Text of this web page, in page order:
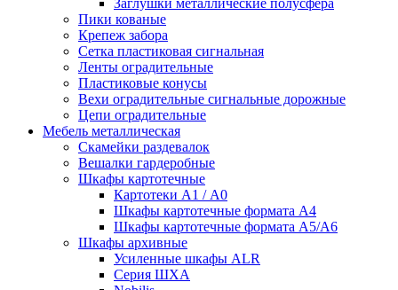
Заглушки металлические полусфера
Пики кованые
Крепеж забора
Сетка пластиковая сигнальная
Ленты оградительные
Пластиковые конусы
Вехи оградительные сигнальные дорожные
Цепи оградительные
Мебель металлическая
Скамейки раздевалок
Вешалки гардеробные
Шкафы картотечные
Картотеки А1 / А0
Шкафы картотечные формата А4
Шкафы картотечные формата А5/А6
Шкафы архивные
Усиленные шкафы ALR
Серия ШХА